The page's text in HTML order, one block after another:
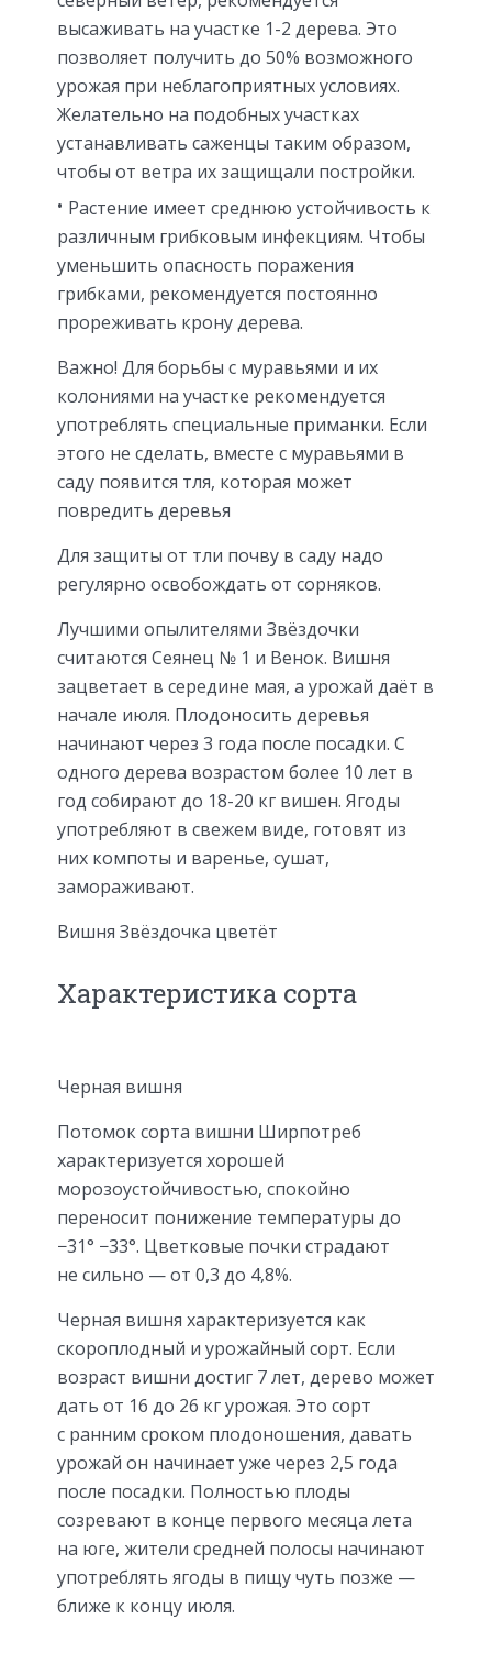
высаживать на участке 1-2 дерева. Это
позволяет получить до 50% возможного
урожая при неблагоприятных условиях.
Желательно на подобных участках
устанавливать саженцы таким образом,
чтобы от ветра их защищали постройки.
Растение имеет среднюю устойчивость к
различным грибковым инфекциям. Чтобы
уменьшить опасность поражения
грибками, рекомендуется постоянно
прореживать крону дерева.
Важно! Для борьбы с муравьями и их
колониями на участке рекомендуется
употреблять специальные приманки. Если
этого не сделать, вместе с муравьями в
саду появится тля, которая может
повредить деревья
Для защиты от тли почву в саду надо
регулярно освобождать от сорняков.
Лучшими опылителями Звёздочки
считаются Сеянец № 1 и Венок. Вишня
зацветает в середине мая, а урожай даёт в
начале июля. Плодоносить деревья
начинают через 3 года после посадки. С
одного дерева возрастом более 10 лет в
год собирают до 18-20 кг вишен. Ягоды
употребляют в свежем виде, готовят из
них компоты и варенье, сушат,
замораживают.
Вишня Звёздочка цветёт
Характеристика сорта
Черная вишня
Потомок сорта вишни Ширпотреб
характеризуется хорошей
морозоустойчивостью, спокойно
переносит понижение температуры до
−31° −33°. Цветковые почки страдают
не сильно — от 0,3 до 4,8%.
Черная вишня характеризуется как
скороплодный и урожайный сорт. Если
возраст вишни достиг 7 лет, дерево может
дать от 16 до 26 кг урожая. Это сорт
с ранним сроком плодоношения, давать
урожай он начинает уже через 2,5 года
после посадки. Полностью плоды
созревают в конце первого месяца лета
на юге, жители средней полосы начинают
употреблять ягоды в пищу чуть позже —
ближе к концу июля.